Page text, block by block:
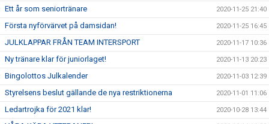
Ett år som seniortränare 2020-11-25 21:40
Första nyförvärvet på damsidan! 2020-11-25 16:45
JULKLAPPAR FRÅN TEAM INTERSPORT 2020-11-17 10:36
Ny tränare klar för juniorlaget! 2020-11-13 20:23
Bingolottos Julkalender 2020-11-03 12:39
Styrelsens beslut gällande de nya restriktionerna 2020-11-01 11:06
Ledartrojka för 2021 klar! 2020-10-28 13:44